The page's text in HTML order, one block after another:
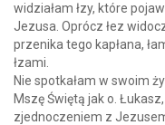
widziałam łzy, które
Jezusa. Oprócz łez
przenika tego kapłana,
łzami.
Nie spotkałam w swoim
Mszę Świętą jak o.
zjednoczeniem z